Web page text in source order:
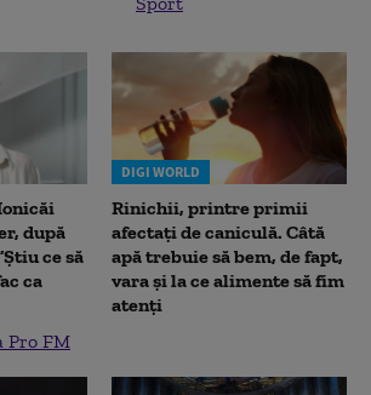
după
ce să
ca
Pro FM
DIGI WORLD
Rinichii, printre primii
afectați de caniculă. Câtă
apă trebuie să bem, de fapt,
vara și la ce alimente să fim
atenți